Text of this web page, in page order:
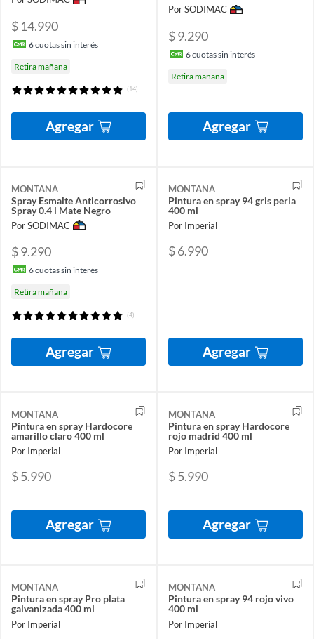
$ 14.990
6cuotas sin interés
Retira mañana
(14)
Agregar
Por SODIMAC
$ 9.290
6cuotas sin interés
Retira mañana
Agregar
MONTANA
Spray Esmalte Anticorrosivo
Spray 0.4 l Mate Negro
Por SODIMAC
$ 9.290
6cuotas sin interés
Retira mañana
(4)
Agregar
MONTANA
Pintura en spray 94 gris perla
400 ml
Por Imperial
$ 6.990
Agregar
MONTANA
Pintura en spray Hardocore
amarillo claro 400 ml
Por Imperial
$ 5.990
Agregar
MONTANA
Pintura en spray Hardocore
rojo madrid 400 ml
Por Imperial
$ 5.990
Agregar
MONTANA
Pintura en spray Pro plata
galvanizada 400 ml
Por Imperial
MONTANA
Pintura en spray 94 rojo vivo
400 ml
Por Imperial